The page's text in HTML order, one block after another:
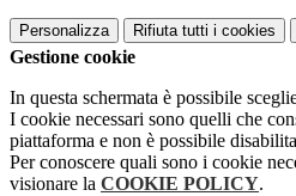
Personalizza Rifiuta tutti i cookies
Gestione cookie
In questa schermata è possibile
I cookie necessari sono quelli che
piattaforma e non è possibile
Per conoscere quali sono i cookie
visionare la COOKIE POLICY.